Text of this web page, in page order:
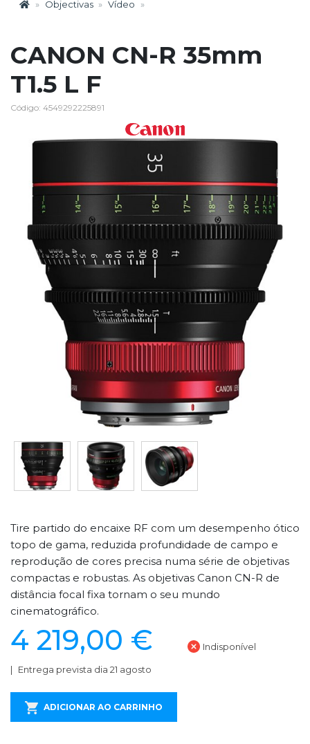
Objectivas Vídeo
CANON CN-R 35mm
T1.5 L F
Código: 4549292225891
Tire partido do encaixe RF com um desempenho ótico
topo de gama, reduzida profundidade de campo e
reprodução de cores precisa numa série de objetivas
compactas e robustas. As objetivas Canon CN-R de
distância focal fixa tornam o seu mundo
cinematográfico.
4 219,00 € Indisponível
Entrega prevista dia 21 agosto
ADICIONAR AO CARRINHO